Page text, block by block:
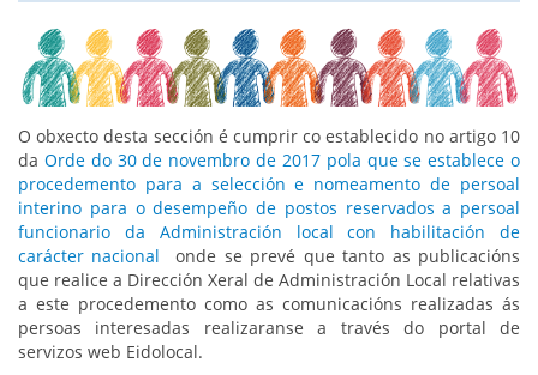
O obxecto desta sección é cumprir co establecido no artigo 10
da Orde do 30 de novembro de 2017 pola que se establece o
procedemento para a selección e nomeamento de persoal
interino para o desempeño de postos reservados a persoal
funcionario da Administración local con habilitación de
carácter nacional
onde se prevé que tanto as publicacións
que realice a Dirección Xeral de Administración Local relativas
a este procedemento como as comunicacións realizadas ás
persoas interesadas realizaranse a través do portal de
servizos web Eidolocal.